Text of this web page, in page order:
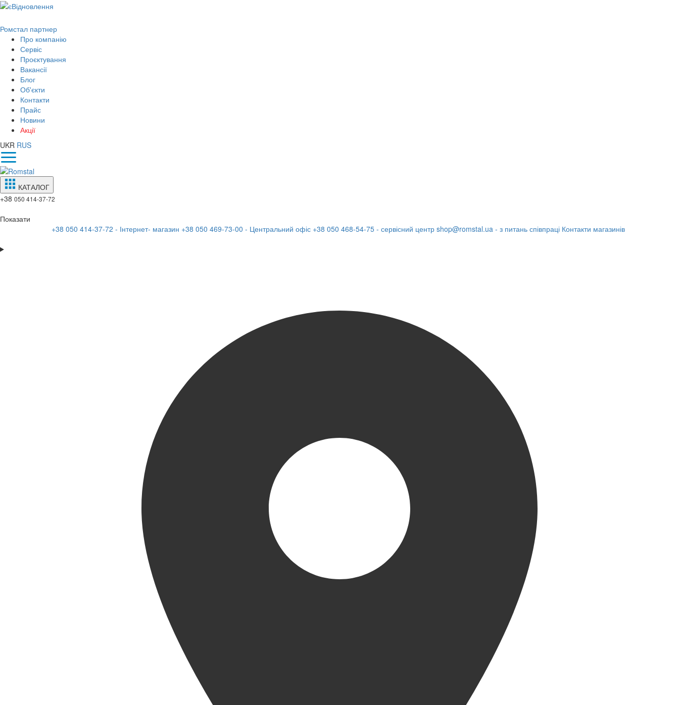
Ромстал партнер
Про компанію
Сервіс
Проєктування
Вакансії
Блог
Об'єкти
Контакти
Прайс
Новини
Акції
UKR RUS
КАТАЛОГ
+38 050 414-37-72
Показати
+38 050 414-37-72 - Інтернет- магазин +38 050 469-73-00 - Центральний офіс +38 050 468-54-75 - сервісний центр shop@romstal.ua - з питань співпраці Контакти магазинів